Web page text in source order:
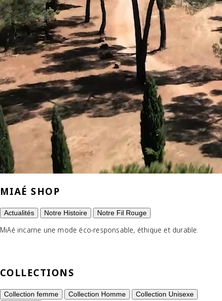
MIAÉ SHOP
Actualités Notre Histoire Notre Fil Rouge
MiAé incarne une mode éco-responsable, éthique et durable.
COLLECTIONS
Collection femme Collection Homme
Collection Unisexe